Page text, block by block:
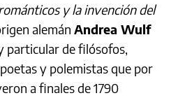
y la invención del
alemán Andrea Wulf
particular de filósofos,
y polemistas que por
a finales de 1790